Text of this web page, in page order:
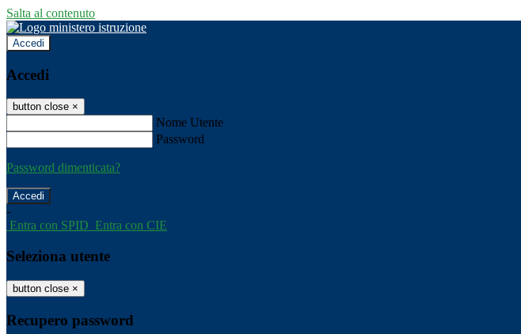
Salta al contenuto
Accedi
Accedi
button close ×
Nome Utente
Password
Password dimenticata?
-
Entra con SPID Entra con CIE
Seleziona utente
button close ×
Recupero password